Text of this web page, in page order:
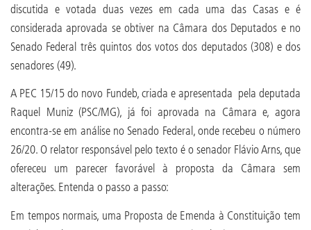
discutida e votada duas vezes em cada uma das Casas e é
considerada aprovada se obtiver na Câmara dos Deputados e no
Senado Federal três quintos dos votos dos deputados (308) e dos
senadores (49).
A PEC 15/15 do novo Fundeb, criada e apresentada pela deputada
Raquel Muniz (PSC/MG), já foi aprovada na Câmara e, agora
encontra-se em análise no Senado Federal, onde recebeu o número
26/20. O relator responsável pelo texto é o senador Flávio Arns, que
ofereceu um parecer favorável à proposta da Câmara sem
alterações. Entenda o passo a passo:
Em tempos normais, uma Proposta de Emenda à Constituição tem